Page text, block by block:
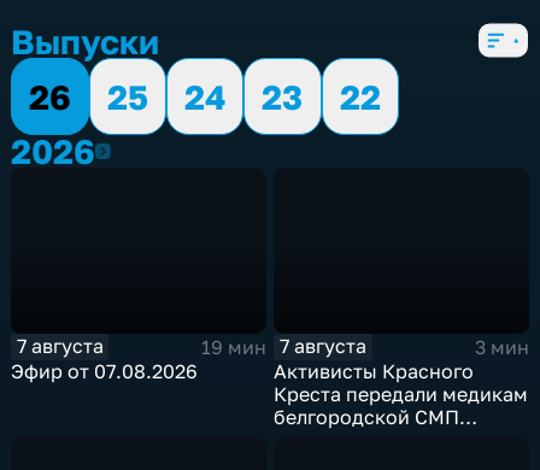
Выпуски
26
25 24 23
22
20262026
7 августа
19 мин
Эфир от 07.08.2026
7 августа
3 мин
Активисты Красного
Креста передали медикам
белгородской СМП